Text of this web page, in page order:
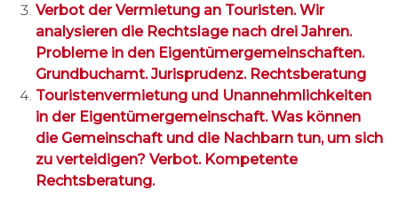
Verbot der Vermietung an Touristen. Wir
analysieren die Rechtslage nach drei Jahren.
Probleme in den Eigentümergemeinschaften.
Grundbuchamt. Jurisprudenz. Rechtsberatung
Touristenvermietung und Unannehmlichkeiten
in der Eigentümergemeinschaft. Was können
die Gemeinschaft und die Nachbarn tun, um sich
zu verteidigen? Verbot. Kompetente
Rechtsberatung.